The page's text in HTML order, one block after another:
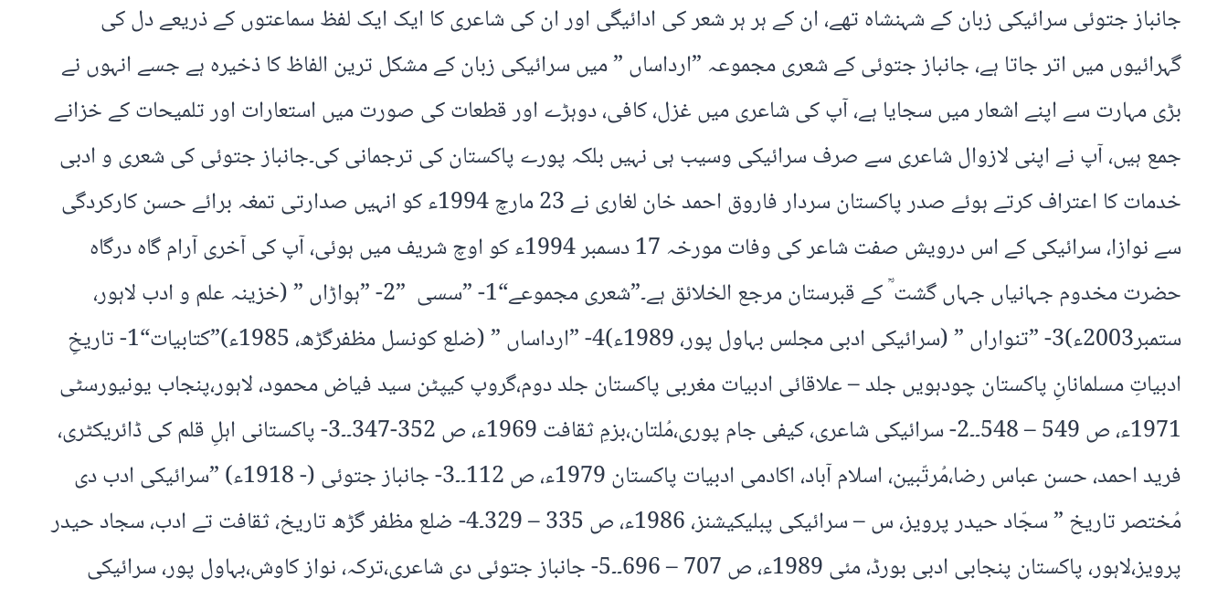
جانباز جتوئی سرائیکی زبان کے شہنشاہ تھے، ان کے ہر ہر شعر کی ادائیگی اور ان کی شاعری کا ایک ایک لفظ سماعتوں کے ذریعے دل کی
گہرائیوں میں اتر جاتا ہے، جانباز جتوئی کے شعری مجموعہ ”ارداساں ” میں سرائیکی زبان کے مشکل ترین الفاظ کا ذخیرہ ہے جسے انہوں نے
بڑی مہارت سے اپنے اشعار میں سجایا ہے، آپ کی شاعری میں غزل، کافی، دوہڑے اور قطعات کی صورت میں استعارات اور تلمیحات کے خزانے
جمع ہیں، آپ نے اپنی لازوال شاعری سے صرف سرائیکی وسیب ہی نہیں بلکہ پورے پاکستان کی ترجمانی کی۔جانباز جتوئی کی شعری و ادبی
خدمات کا اعتراف کرتے ہوئے صدر پاکستان سردار فاروق احمد خان لغاری نے 23 مارچ 1994ء کو انہیں صدارتی تمغہ برائے حسن کارکردگی
سے نوازا، سرائیکی کے اس درویش صفت شاعر کی وفات مورخہ 17 دسمبر 1994ء کو اوچ شریف میں ہوئی، آپ کی آخری آرام گاہ درگاہ
حضرت مخدوم جہانیاں جہاں گشت ؒ کے قبرستان مرجع الخلائق ہے۔”شعری مجموعے“1- ”سسی ”2- ”ہواڑاں ” (خزینہ علم و ادب لاہور،
ستمبر2003ء)3- ”تنواراں ” (سرائیکی ادبی مجلس بہاول پور، 1989ء)4- ”ارداساں ” (ضلع کونسل مظفرگڑھ، 1985ء)”کتابیات“1- تاریخِ
ادبیاتِ مسلمانانِ پاکستان چودہویں جلد – علاقائی ادبیات مغربی پاکستان جلد دوم،گروپ کیپٹن سید فیاض محمود، لاہور،پنجاب یونیورسٹی
1971ء، ص 549 – 548۔۔2- سرائیکی شاعری، کیفی جام پوری،مُلتان،بزمِ ثقافت 1969ء، ص 352-347۔۔3- پاکستانی اہلِ قلم کی ڈائریکٹری،
فرید احمد، حسن عباس رضا،مُرتّبین، اسلام آباد، اکادمی ادبیات پاکستان 1979ء، ص 112۔۔3- جانباز جتوئی (- 1918ء) ”سرائیکی ادب دی
مُختصر تاریخ ” سجّاد حیدر پرویز، س – سرائیکی پبلیکیشنز، 1986ء، ص 335 – 329۔4- ضلع مظفر گڑھ تاریخ، ثقافت تے ادب، سجاد حیدر
پرویز،لاہور، پاکستان پنجابی ادبی بورڈ، مئی 1989ء، ص 707 – 696۔۔5- جانباز جتوئی دی شاعری،ترکہ، نواز کاوش،بہاول پور، سرائیکی